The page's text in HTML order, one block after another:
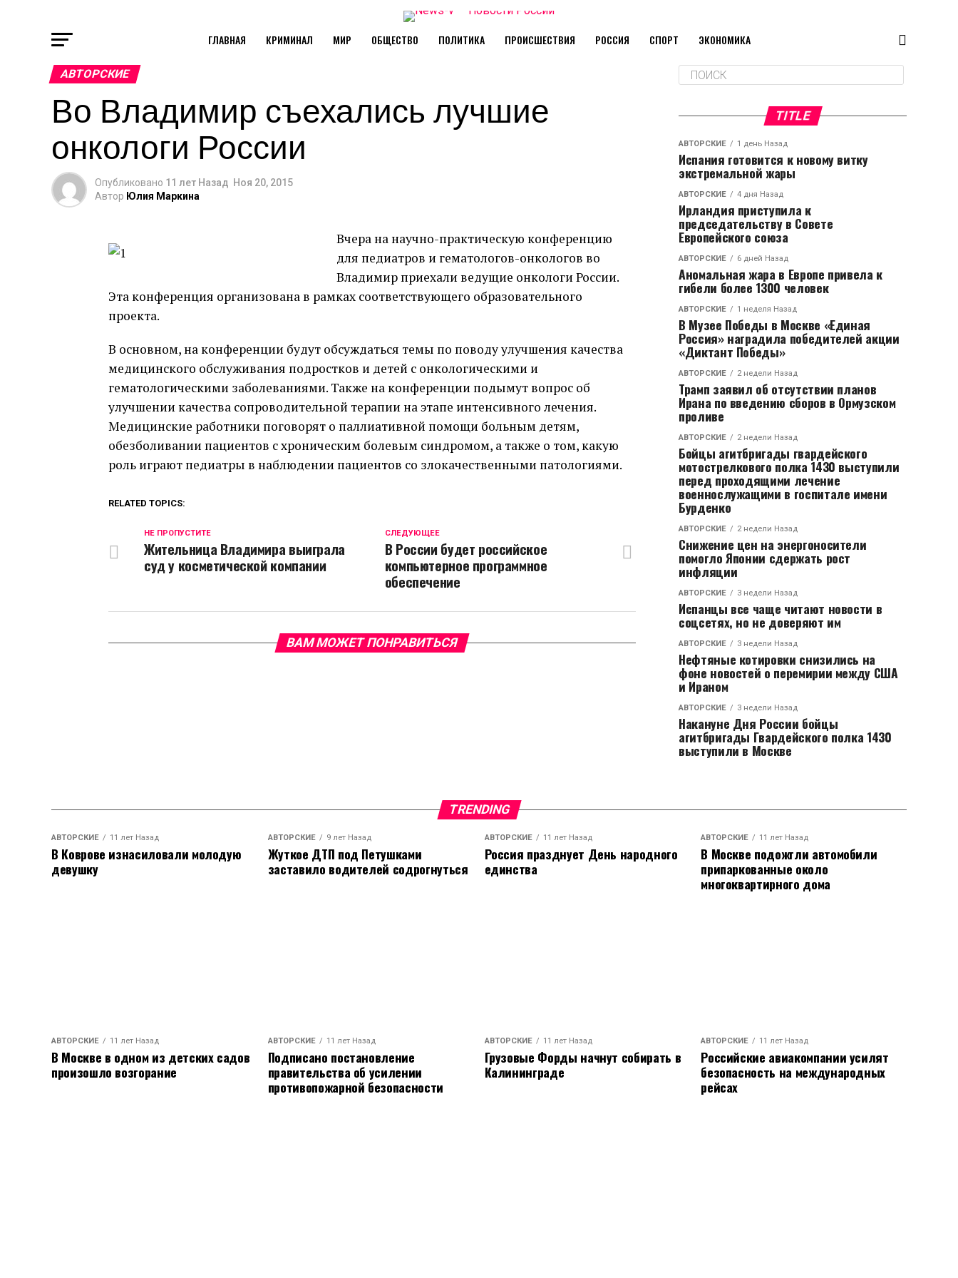
ГЛАВНАЯ КРИМИНАЛ МИР ОБЩЕСТВО ПОЛИТИКА ПРОИСШЕСТВИЯ РОССИЯ СПОРТ ЭКОНОМИКА
АВТОРСКИЕ
Во Владимир съехались лучшие
онкологи России
Опубликовано 11 лет Назад Ноя 20, 2015
Автор Юлия Маркина
Вчера на научно-практическую конференцию
для педиатров и гематологов-онкологов во
Владимир приехали ведущие онкологи России.
Эта конференция организована в рамках соответствующего образовательного
проекта.
В основном, на конференции будут обсуждаться темы по поводу улучшения качества
медицинского обслуживания подростков и детей с онкологическими и
гематологическими заболеваниями. Также на конференции подымут вопрос об
улучшении качества сопроводительной терапии на этапе интенсивного лечения.
Медицинские работники поговорят о паллиативной помощи больным детям,
обезболивании пациентов с хроническим болевым синдромом, а также о том, какую
роль играют педиатры в наблюдении пациентов со злокачественными патологиями.
RELATED TOPICS:
CЛЕДУЮЩЕЕ
В России будет российское
компьютерное программное
обеспечение
НЕ ПРОПУСТИТЕ
Жительница Владимира выиграла
суд у косметической компании
ВАМ МОЖЕТ ПОНРАВИТЬСЯ
TITLE
АВТОРСКИЕ 1 день Назад
Испания готовится к новому витку
экстремальной жары
АВТОРСКИЕ 4 дня Назад
Ирландия приступила к
председательству в Совете
Европейского союза
АВТОРСКИЕ 6 дней Назад
Аномальная жара в Европе привела к
гибели более 1300 человек
АВТОРСКИЕ 1 неделя Назад
В Музее Победы в Москве «Единая
Россия» наградила победителей акции
«Диктант Победы»
АВТОРСКИЕ 2 недели Назад
Трамп заявил об отсутствии планов
Ирана по введению сборов в Ормузском
проливе
АВТОРСКИЕ 2 недели Назад
Бойцы агитбригады гвардейского
мотострелкового полка 1430 выступили
перед проходящими лечение
военнослужащими в госпитале имени
Бурденко
АВТОРСКИЕ 2 недели Назад
Снижение цен на энергоносители
помогло Японии сдержать рост
инфляции
АВТОРСКИЕ 3 недели Назад
Испанцы все чаще читают новости в
соцсетях, но не доверяют им
АВТОРСКИЕ 3 недели Назад
Нефтяные котировки снизились на
фоне новостей о перемирии между США
и Ираном
АВТОРСКИЕ 3 недели Назад
Накануне Дня России бойцы
агитбригады Гвардейского полка 1430
выступили в Москве
TRENDING
АВТОРСКИЕ 11 лет Назад
В Коврове изнасиловали молодую
девушку
АВТОРСКИЕ 9 лет Назад
Жуткое ДТП под Петушками
заставило водителей содрогнуться
АВТОРСКИЕ 11 лет Назад
Россия празднует День народного
единства
АВТОРСКИЕ 11 лет Назад
В Москве подожгли автомобили
припаркованные около
многоквартирного дома
АВТОРСКИЕ 11 лет Назад
В Москве в одном из детских садов
произошло возгорание
АВТОРСКИЕ 11 лет Назад
Подписано постановление
правительства об усилении
противопожарной безопасности
АВТОРСКИЕ 11 лет Назад
Грузовые Форды начнут собирать в
Калининграде
АВТОРСКИЕ 11 лет Назад
Российские авиакомпании усилят
безопасность на международных
рейсах